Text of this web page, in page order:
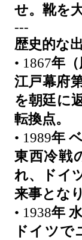
せ。靴を
---
歴史的な
• 1867年
江戸幕府
を朝廷に
転換点。
• 1989年
東西冷戦
れ、ドイ
来事とな
• 1938年
ドイツ